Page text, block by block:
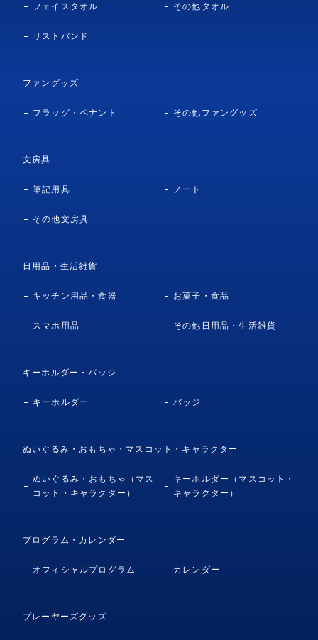
フェイスタオル その他タオル
リストバンド
ファングッズ
フラッグ・ペナント その他ファングッズ
文房具
筆記用具 ノート
その他文房具
日用品・生活雑貨
キッチン用品・食器 お菓子・食品
スマホ用品 その他日用品・生活雑貨
キーホルダー・バッジ
キーホルダー バッジ
ぬいぐるみ・おもちゃ・マスコット・キャラクター
ぬいぐるみ・おもちゃ（マス
コット・キャラクター）
キーホルダー（マスコット・
キャラクター）
プログラム・カレンダー
オフィシャルプログラム カレンダー
プレーヤーズグッズ